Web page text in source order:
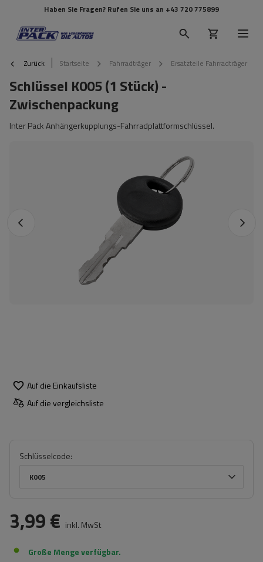
Haben Sie Fragen? Rufen Sie uns an +43 720 775899
Zurück Startseite Fahrradträger Ersatzteile Fahrradträger
Schlüssel K005 (1 Stück) -
Zwischenpackung
Inter Pack Anhängerkupplungs-Fahrradplattformschlüssel.
Auf die Einkaufsliste
Auf die vergleichsliste
Schlüsselcode
K005
3,99 € inkl. MwSt
Große Menge verfügbar